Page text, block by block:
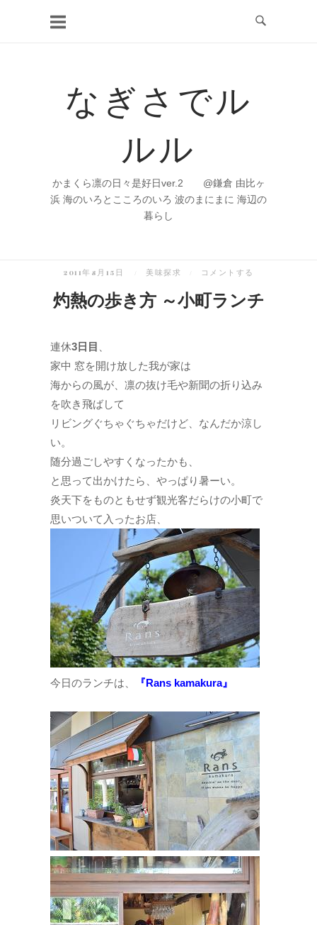
なぎさでル
ルル
かまくら凛の日々是好日ver.2 @鎌倉 由比ヶ
浜 海のいろとこころのいろ 波のまにまに 海辺の
暮らし
2011年8月15日 美味探求 コメントする
灼熱の歩き方 ～小町ランチ
連休3日目
家中 窓を開け放した我が家は
海からの風が、凛の抜け毛や新聞の折り込み
を吹き飛ばして
リビングぐちゃぐちゃだけど、なんだか涼し
い。
随分過ごしやすくなったかも、
と思って出かけたら、やっぱり暑ーい。
炎天下をものともせず観光客だらけの小町で
思いついて入ったお店、
今日のランチは、 『Rans kamakura』